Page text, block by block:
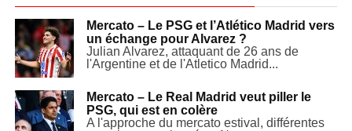
Mercato – Le PSG et l’Atlético Madrid vers
un échange pour Alvarez ?
Julian Alvarez, attaquant de 26 ans de
l'Argentine et de l'Atletico Madrid...
Mercato – Le Real Madrid veut piller le
PSG, qui est en colère
A l'approche du mercato estival, différentes